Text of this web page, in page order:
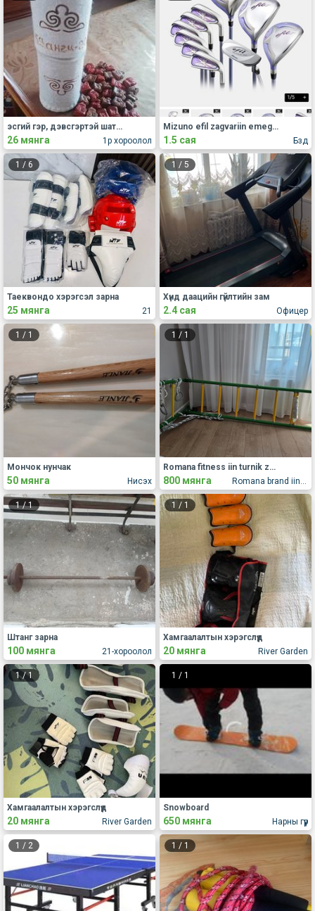
1р хороолол
эсгий гэр, дэвсгэртэй шатар зарна.
26 мянга Бзд
Mizuno efil zagvariin emegtei set zarna.
1.5 сая
1 / 6
21
Таеквондо хэрэгсэл зарна
25 мянга
1 / 5
Офицер
Хүнд даацийн гүйлтийн зам
2.4 сая
1 / 1
Нисэх
Мончок нунчак
50 мянга
1 / 1
Romana fitness iin turnik zarna
800 мянга
1/1
21-хороолол
Штанг зарна
100 мянга
1 / 1
River Garden
Хамгаалалтын хэрэгслүүд
20 мянга
1/1
River Garden
Хамгаалалтын хэрэгслүүд
20 мянга
1 / 1
Нарны гүүр
Snowboard
650 мянга
1 / 2 1 / 1